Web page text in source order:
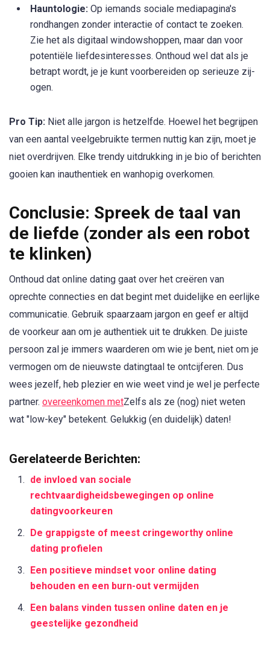
Hauntologie: Op iemands sociale mediapagina's
rondhangen zonder interactie of contact te zoeken.
Zie het als digitaal windowshoppen, maar dan voor
potentiële liefdesinteresses. Onthoud wel dat als je
betrapt wordt, je je kunt voorbereiden op serieuze zij-
ogen.
Pro Tip: Niet alle jargon is hetzelfde. Hoewel het begrijpen
van een aantal veelgebruikte termen nuttig kan zijn, moet je
niet overdrijven. Elke trendy uitdrukking in je bio of berichten
gooien kan inauthentiek en wanhopig overkomen.
Conclusie: Spreek de taal van
de liefde (zonder als een robot
te klinken)
Onthoud dat online dating gaat over het creëren van
oprechte connecties en dat begint met duidelijke en eerlijke
communicatie. Gebruik spaarzaam jargon en geef er altijd
de voorkeur aan om je authentiek uit te drukken. De juiste
persoon zal je immers waarderen om wie je bent, niet om je
vermogen om de nieuwste datingtaal te ontcijferen. Dus
wees jezelf, heb plezier en wie weet vind je wel je perfecte
partner. overeenkomen metZelfs als ze (nog) niet weten
wat "low-key" betekent. Gelukkig (en duidelijk) daten!
Gerelateerde Berichten:
de invloed van sociale
rechtvaardigheidsbewegingen op online
datingvoorkeuren
De grappigste of meest cringeworthy online
dating profielen
Een positieve mindset voor online dating
behouden en een burn-out vermijden
Een balans vinden tussen online daten en je
geestelijke gezondheid